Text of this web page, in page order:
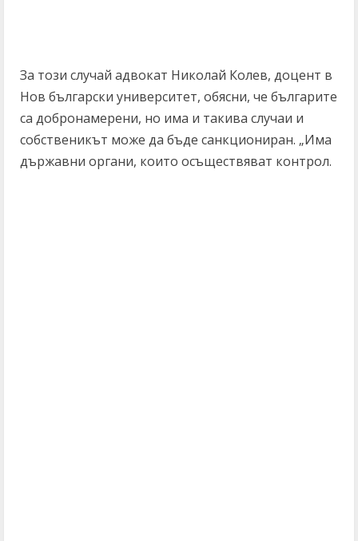
За този случай адвокат Николай Колев, доцент в
Нов български университет, обясни, че българите
са добронамерени, но има и такива случаи и
собственикът може да бъде санкциониран. „Има
държавни органи, които осъществяват контрол.